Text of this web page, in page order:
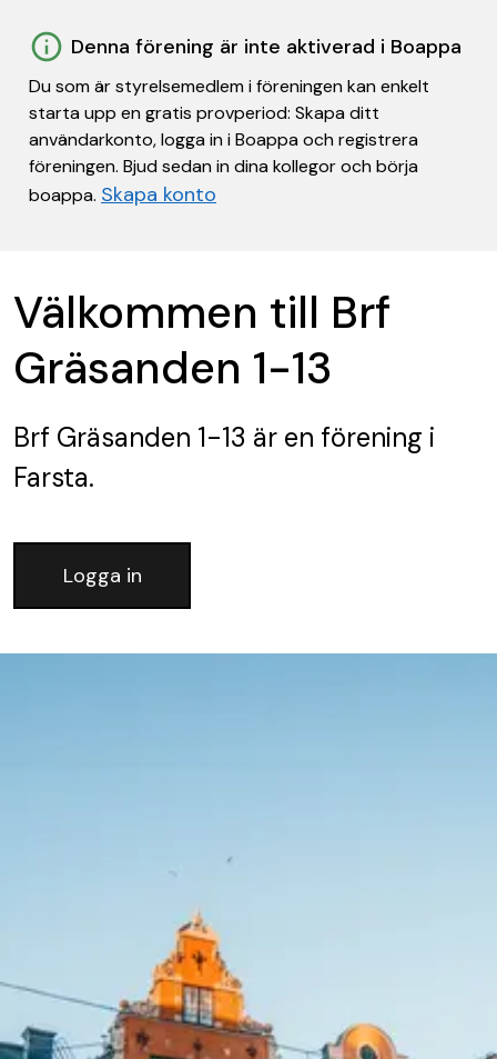
Denna förening är inte aktiverad i Boappa
Du som är styrelsemedlem i föreningen kan enkelt
starta upp en gratis provperiod: Skapa ditt
användarkonto, logga in i Boappa och registrera
föreningen. Bjud sedan in dina kollegor och börja
boappa. Skapa konto
Välkommen till Brf
Gräsanden 1-13
Brf Gräsanden 1-13 är en förening i
Farsta.
Logga in